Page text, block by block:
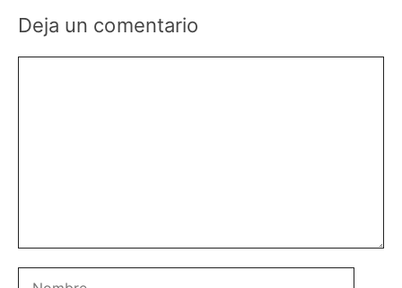
Deja un comentario
Nombre